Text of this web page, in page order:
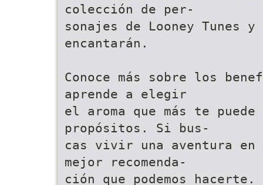
colección de per-
sonajes de Looney Tunes
encantarán.
Conoce más sobre los
aprende a elegir
el aroma que más te
propósitos. Si bus-
cas vivir una aventura en
mejor recomenda-
ción que podemos hacerte.